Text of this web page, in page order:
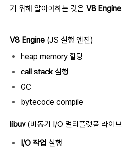
기 위해 알아야하는 것은 V8 Engine
V8 Engine (JS 실행 엔진)
heap memory 할당
call stack실행
GC
bytecode compile
libuv(비동기 I/O 멀티플랫폼 라이
I/O 작업 실행